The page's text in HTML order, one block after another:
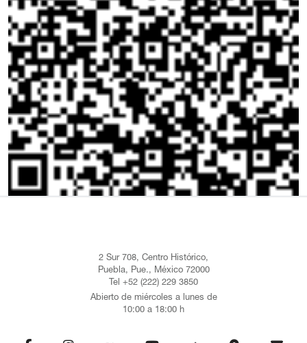
2 Sur 708, Centro Histórico,
Puebla, Pue., México 72000
Tel +52 (222) 229 3850
Abierto de miércoles a lunes de
10:00 a 18:00 h